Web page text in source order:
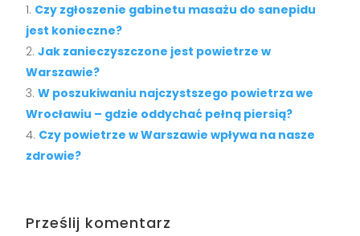
Czy zgłoszenie gabinetu masażu do sanepidu
jest konieczne?
Jak zanieczyszczone jest powietrze w
Warszawie?
W poszukiwaniu najczystszego powietrza we
Wrocławiu – gdzie oddychać pełną piersią?
Czy powietrze w Warszawie wpływa na nasze
zdrowie?
Prześlij komentarz